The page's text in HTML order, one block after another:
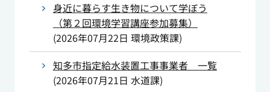
身近に暮らす生き物について学ぼう
（第２回環境学習講座参加募集）
(2026年07月22日 環境政策課)
知多市指定給水装置工事事業者 一覧
(2026年07月21日 水道課)